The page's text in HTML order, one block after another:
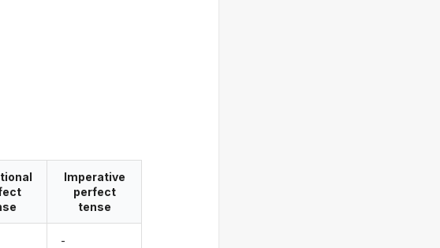
Imperative
perfect
tense
-